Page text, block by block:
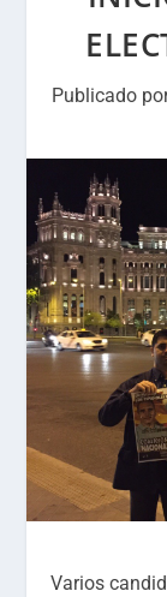
Publicado
Varios